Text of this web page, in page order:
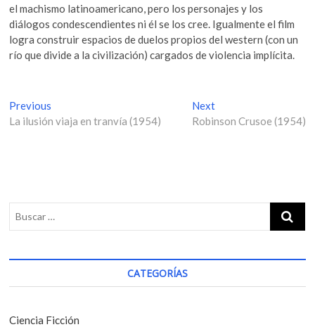
el machismo latinoamericano, pero los personajes y los
diálogos condescendientes ni él se los cree. Igualmente el film
logra construir espacios de duelos propios del western (con un
río que divide a la civilización) cargados de violencia implícita.
N
a
g
a
i
ó
n
Previous
r
p
s
:
La ilusión viaja en tranvía (1954)
NextN
e
:
Robinson Crusoe (1954)
CATEGORÍAS
Ciencia Ficción